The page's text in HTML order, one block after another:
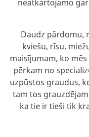
neatkārtojamo
Daudz pārdomu,
kviešu, rīsu,
maisījumam, ko
pērkam no
uzpūstos graudus,
tam tos
ka tie ir tieši tik